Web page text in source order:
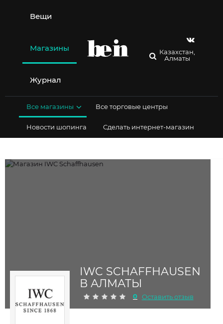
содержимому
Вещи
Магазины
Журнал
Казахстан,
Алматы
Все магазины Все торговые центры
Новости шопинга Сделать интернет-магазин
IWC SCHAFFHAUSEN
В АЛМАТЫ
0 Оставить отзыв